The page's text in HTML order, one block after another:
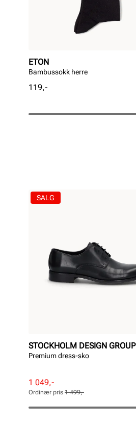
ETON
Bambussokk herre
Pris
119,-
STOCKHOLM DESIGN GROUP
Premium dress-sko
Rabattert
pris
Pris
1 049,-
Ordinær
pris
Pris
Ordinær pris 1 499,-
SALG